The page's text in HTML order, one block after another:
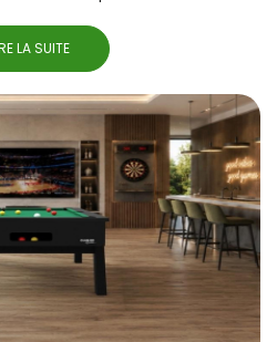
LA SUITE